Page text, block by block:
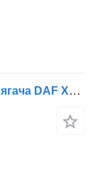
Кермовий редуктор DAF 2299108 до тягача DAF XF 106 G2 / XG